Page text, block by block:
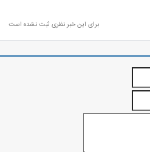
برای این خبر نظری ثبت نشده است